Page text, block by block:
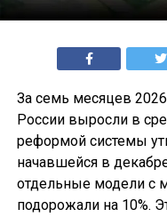
За семь месяцев
России выросли в
реформой системы
начавшейся в
отдельные модели с
подорожали на 10%.